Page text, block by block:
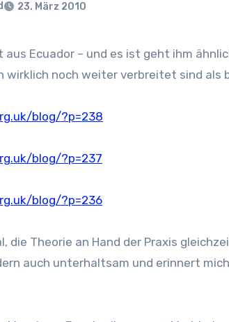
23. März 2010
aus Ecuador – und es ist geht ihm
wirklich noch weiter verbreitet sind als
blog/?p=238
blog/?p=237
blog/?p=236
die Theorie an Hand der Praxis
auch unterhaltsam und erinnert